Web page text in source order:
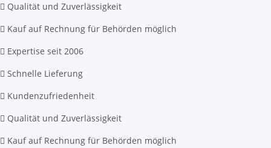
Qualität und Zuverlässigkeit
Kauf auf Rechnung für Behörden möglich
Expertise seit 2006
Schnelle Lieferung
Kundenzufriedenheit
Qualität und Zuverlässigkeit
Kauf auf Rechnung für Behörden möglich